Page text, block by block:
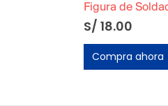
Figura de Soldado
S/18.00
Compra ahora